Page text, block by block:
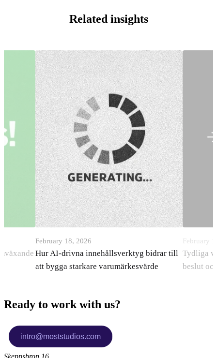
Related insights
February 18, 2026
Hur AI-drivna innehållsverktyg bidrar till
att bygga starkare varumärkesvärde
February
Tydliga
beslut
Ready to work with us?
Skeppsbron 16,